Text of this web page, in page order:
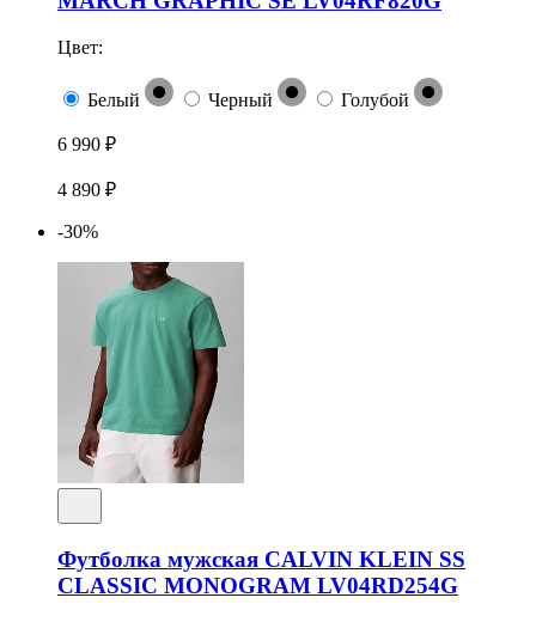
Цвет:
Белый Черный Голубой
6 990 ₽
4 890 ₽
-30%
Футболка мужская CALVIN KLEIN SS
CLASSIC MONOGRAM LV04RD254G